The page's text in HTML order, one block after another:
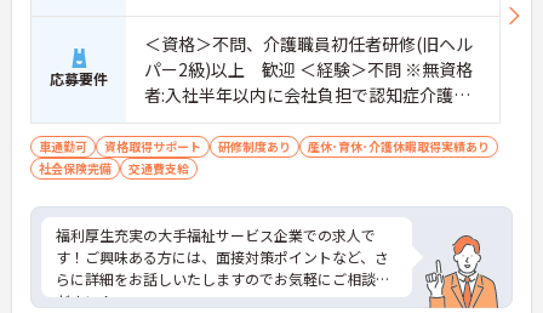
応募要件
＜資格＞不問、介護職員初任者研修(旧ヘル
パー2級)以上 歓迎 ＜経験＞不問 ※無資格
者:入社半年以内に会社負担で認知症介護基
礎研修受講
車通勤可 資格取得サポート 研修制度あり
産休･育休･介護休暇取得実績あり
社会保険完備
交通費支給
福利厚生充実の大手福祉サービス企業での求人で
す！ご興味ある方には、面接対策ポイントなど、さ
らに詳細をお話しいたしますのでお気軽にご相談く
ださい！